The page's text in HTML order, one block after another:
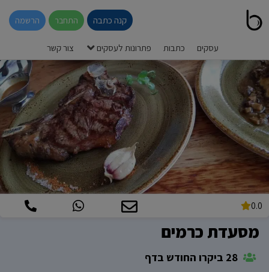
קנה כתבה התחבר הרשמה
עסקים כתבות פתרונות לעסקים צור קשר
0.0
מסעדת כרמים